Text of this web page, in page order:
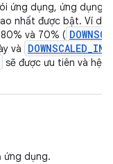
ứng dụng, ứng dụng
nhất được bật. Ví dụ:
và 70% (
và
sẽ được ưu tiên và hệ
ứng dụng.